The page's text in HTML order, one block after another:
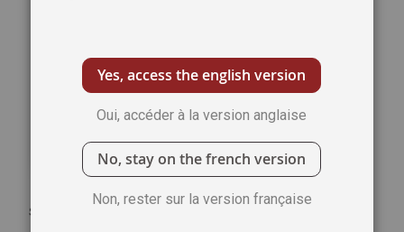
Soyez le premier à commenter ce produit
Yes, access the english version
Oui, accéder à la version anglaise
No, stay on the french version
Non, rester sur la version française